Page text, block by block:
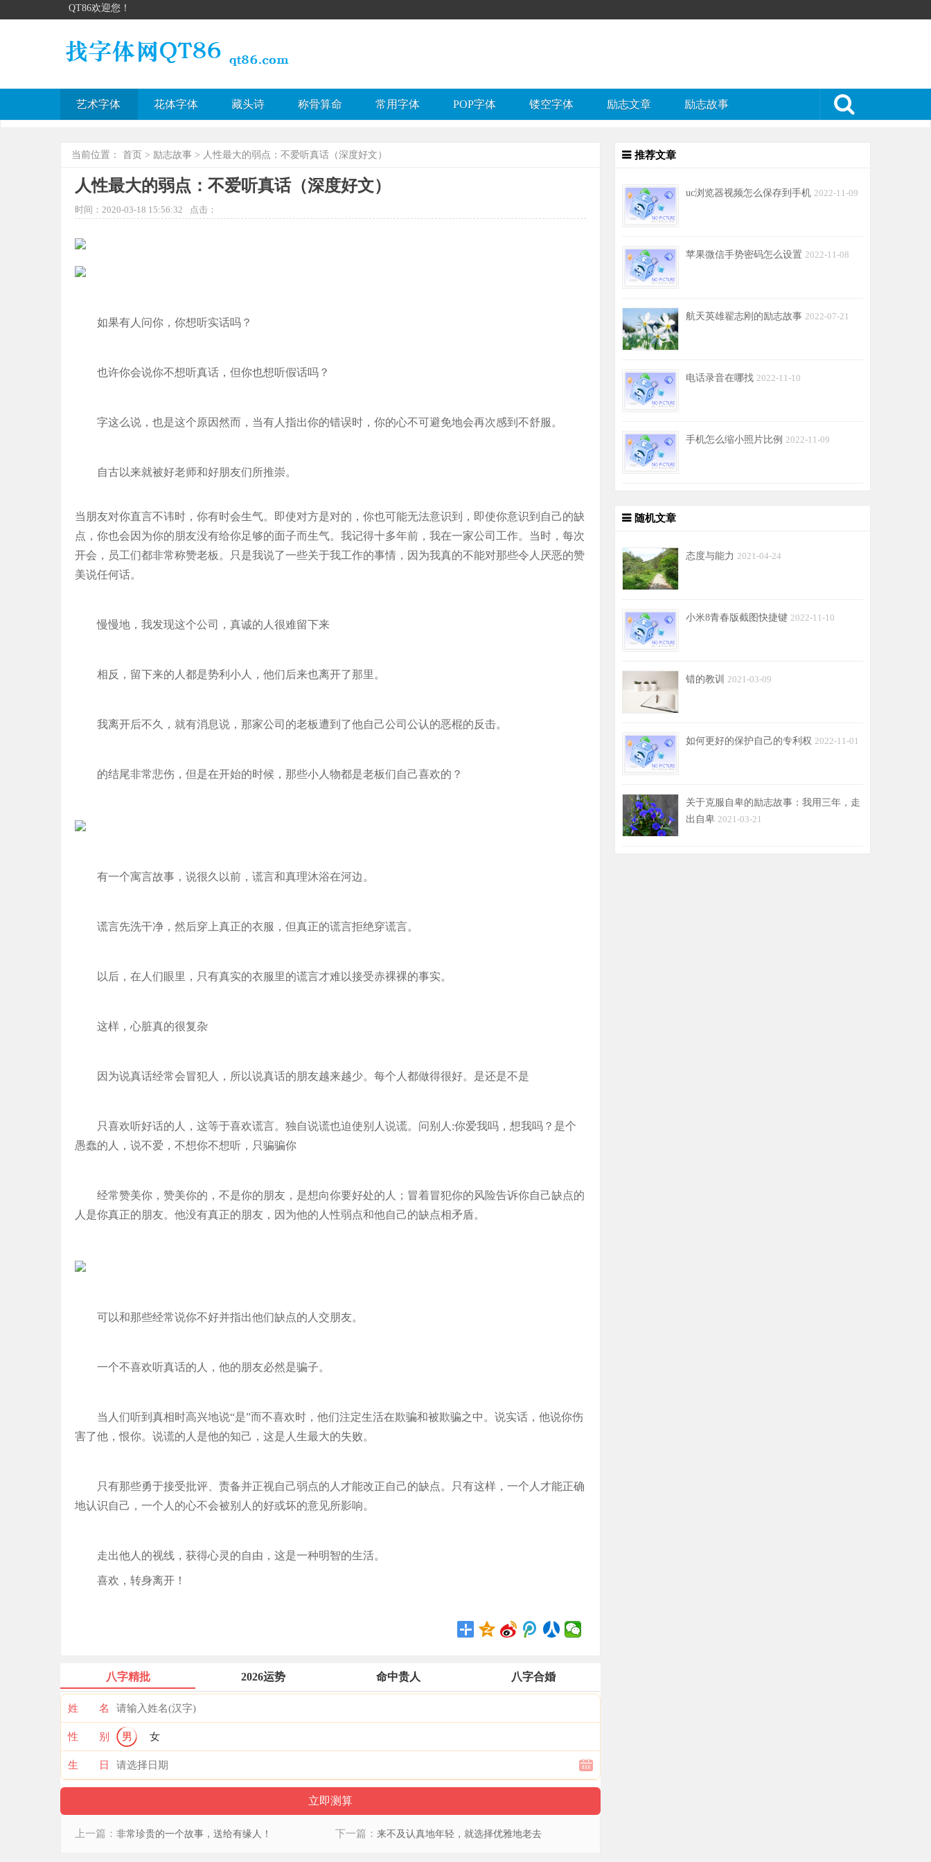
QT86欢迎您！
艺术字体 花体字体 藏头诗 称骨算命 常用字体 POP字体 镂空字体 励志文章 励志故事
当前位置： 首页 > 励志故事 > 人性最大的弱点：不爱听真话（深度好文）
人性最大的弱点：不爱听真话（深度好文）
时间：2020-03-18 15:56:32 点击：
如果有人问你，你想听实话吗？
也许你会说你不想听真话，但你也想听假话吗？
字这么说，也是这个原因然而，当有人指出你的错误时，你的心不可避免地会再次感到不舒服。
自古以来就被好老师和好朋友们所推崇。
当朋友对你直言不讳时，你有时会生气。即使对方是对的，你也可能无法意识到，即使你意识到自己的缺
点，你也会因为你的朋友没有给你足够的面子而生气。我记得十多年前，我在一家公司工作。当时，每次
开会，员工们都非常称赞老板。只是我说了一些关于我工作的事情，因为我真的不能对那些令人厌恶的赞
美说任何话。
慢慢地，我发现这个公司，真诚的人很难留下来
相反，留下来的人都是势利小人，他们后来也离开了那里。
我离开后不久，就有消息说，那家公司的老板遭到了他自己公司公认的恶棍的反击。
的结尾非常悲伤，但是在开始的时候，那些小人物都是老板们自己喜欢的？
有一个寓言故事，说很久以前，谎言和真理沐浴在河边。
谎言先洗干净，然后穿上真正的衣服，但真正的谎言拒绝穿谎言。
以后，在人们眼里，只有真实的衣服里的谎言才难以接受赤裸裸的事实。
这样，心脏真的很复杂
因为说真话经常会冒犯人，所以说真话的朋友越来越少。每个人都做得很好。是还是不是
只喜欢听好话的人，这等于喜欢谎言。独自说谎也迫使别人说谎。问别人:你爱我吗，想我吗？是个
愚蠢的人，说不爱，不想你不想听，只骗骗你
经常赞美你，赞美你的，不是你的朋友，是想向你要好处的人；冒着冒犯你的风险告诉你自己缺点的
人是你真正的朋友。他没有真正的朋友，因为他的人性弱点和他自己的缺点相矛盾。
可以和那些经常说你不好并指出他们缺点的人交朋友。
一个不喜欢听真话的人，他的朋友必然是骗子。
当人们听到真相时高兴地说“是”而不喜欢时，他们注定生活在欺骗和被欺骗之中。说实话，他说你伤
害了他，恨你。说谎的人是他的知己，这是人生最大的失败。
只有那些勇于接受批评、责备并正视自己弱点的人才能改正自己的缺点。只有这样，一个人才能正确
地认识自己，一个人的心不会被别人的好或坏的意见所影响。
走出他人的视线，获得心灵的自由，这是一种明智的生活。
喜欢，转身离开！
八字精批 2026运势 命中贵人 八字合婚
姓 名
性 别 男 女
生 日
上一篇： 非常珍贵的一个故事，送给有缘人！ 下一篇：来不及认真地年轻，就选择优雅地老去
推荐文章
uc浏览器视频怎么保存到手机 2022-11-09
苹果微信手势密码怎么设置 2022-11-08
航天英雄翟志刚的励志故事 2022-07-21
电话录音在哪找 2022-11-10
手机怎么缩小照片比例 2022-11-09
随机文章
态度与能力 2021-04-24
小米8青春版截图快捷键 2022-11-10
错的教训 2021-03-09
如何更好的保护自己的专利权 2022-11-01
关于克服自卑的励志故事：我用三年，走
出自卑 2021-03-21